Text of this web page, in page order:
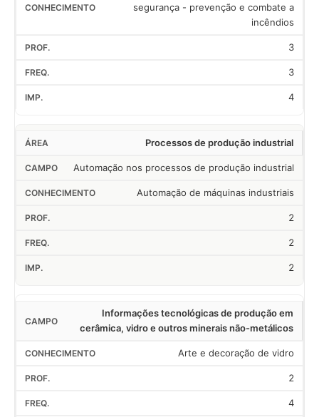
segurança - prevenção e combate a
incêndios
3
3
4
Processos de produção industrial
Automação nos processos de produção industrial
Automação de máquinas industriais
2
2
2
Informações tecnológicas de produção em
cerâmica, vidro e outros minerais não-metálicos
Arte e decoração de vidro
2
4